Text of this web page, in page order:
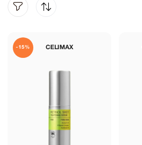
CELIMAX
-15%